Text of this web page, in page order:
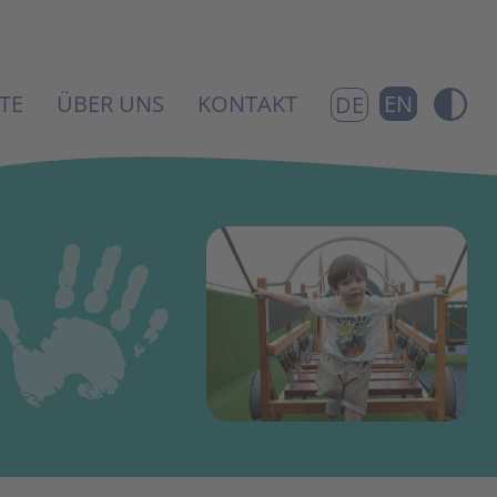
ÜBER UNS KONTAKT DE EN